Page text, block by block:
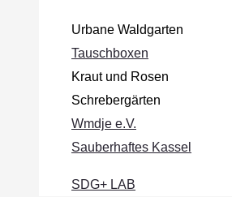
Urbane Waldgarten
Tauschboxen
Kraut und Rosen
Schrebergärten
Wmdje e.V.
Sauberhaftes Kassel
SDG+ LAB